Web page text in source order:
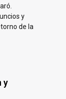
y
de la
y